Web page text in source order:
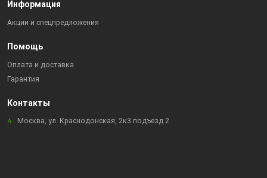
Информация
Акции и спецпредложения
Помощь
Оплата и доставка
Гарантия
Контакты
Москва, ул. Краснодонская, 2к3 подъезд 2